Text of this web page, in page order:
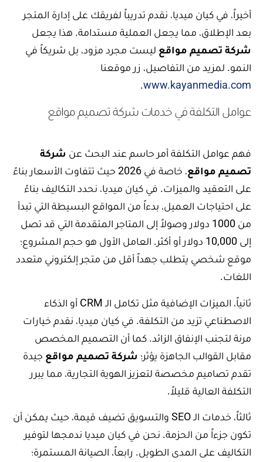
أخيراً، في كيان ميديا، نقدم تدريباً لفريقك على إدارة المتجر
بعد الإطلاق، مما يجعل العملية مستدامة. هذا يجعل
شركة تصميم مواقع ليست مجرد مزود، بل شريكاً في
النمو. لمزيد من التفاصيل، زر موقعنا
www.kayanmedia.com
.
عوامل التكلفة في خدمات شركة تصميم مواقع
فهم عوامل التكلفة أمر حاسم عند البحث عن شركة
تصميم مواقع
، خاصة في 2026 حيث تتفاوت الأسعار بناءً
على التعقيد والميزات. في كيان ميديا، نحدد التكاليف بناءً
على احتياجات العميل، بدءاً من المواقع البسيطة التي تبدأ
من 1000 دولار وصولاً إلى المتاجر المتقدمة التي قد تصل
إلى 10,000 دولار أو أكثر. العامل الأول هو حجم المشروع؛
موقع شخصي يتطلب جهداً أقل من متجر إلكتروني متعدد
اللغات.
ثانياً، الميزات الإضافية مثل تكامل الـ CRM أو الذكاء
الاصطناعي تزيد من التكلفة. في كيان ميديا، نقدم خيارات
مرنة لتجنب الإنفاق الزائد. كما أن التصميم المخصص
مقابل القوالب الجاهزة يؤثر؛ شركة تصميم مواقع جيدة
تقدم تصاميم مخصصة لتعزيز الهوية التجارية، مما يبرر
التكلفة العالية قليلاً.
ثالثاً، خدمات الـ SEO والتسويق تضيف قيمة، حيث يمكن أن
تكون جزءاً من الحزمة. نحن في كيان ميديا ندمجها لتوفير
التكاليف على المدى الطويل. رابعاً، الصيانة المستمرة؛